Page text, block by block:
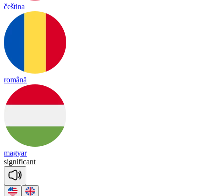
čeština
română
magyar
significant